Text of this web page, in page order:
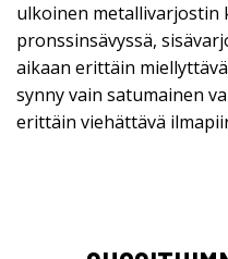
ulkoinen metallivarjostin
pronssinsävyssä,
aikaan erittäin
synny vain satumainen
erittäin viehättävä